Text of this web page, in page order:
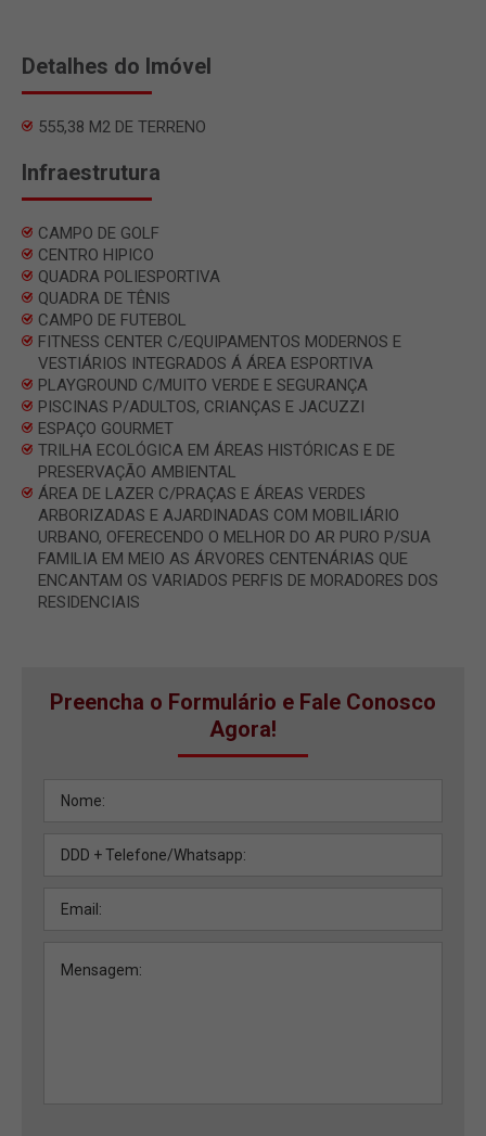
Detalhes do Imóvel
555,38 M2 DE TERRENO
Infraestrutura
CAMPO DE GOLF
CENTRO HIPICO
QUADRA POLIESPORTIVA
QUADRA DE TÊNIS
CAMPO DE FUTEBOL
FITNESS CENTER C/EQUIPAMENTOS MODERNOS E
VESTIÁRIOS INTEGRADOS Á ÁREA ESPORTIVA
PLAYGROUND C/MUITO VERDE E SEGURANÇA
PISCINAS P/ADULTOS, CRIANÇAS E JACUZZI
ESPAÇO GOURMET
TRILHA ECOLÓGICA EM ÁREAS HISTÓRICAS E DE
PRESERVAÇÃO AMBIENTAL
ÁREA DE LAZER C/PRAÇAS E ÁREAS VERDES
ARBORIZADAS E AJARDINADAS COM MOBILIÁRIO
URBANO, OFERECENDO O MELHOR DO AR PURO P/SUA
FAMILIA EM MEIO AS ÁRVORES CENTENÁRIAS QUE
ENCANTAM OS VARIADOS PERFIS DE MORADORES DOS
RESIDENCIAIS
Preencha o Formulário e Fale Conosco
Agora!